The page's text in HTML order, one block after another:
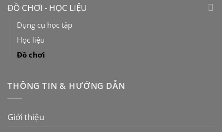
ĐỒ CHƠI - HỌC LIỆU
Dụng cụ học tập
Học liệu
Đồ chơi
THÔNG TIN & HƯỚNG DẪN
Giới thiệu